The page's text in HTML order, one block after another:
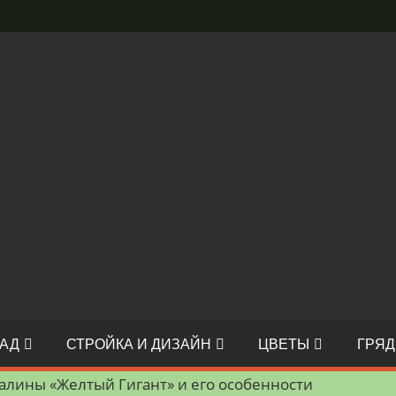
СТРОЙКА И ДИЗАЙН ЦВЕТЫ
«Желтый Гигант» и его особенности